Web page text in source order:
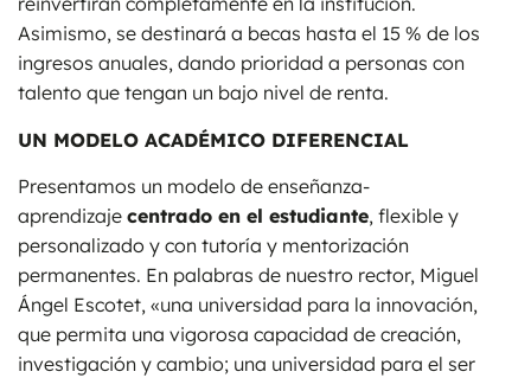
Asimismo, se destinará a becas hasta el 15 % de los
ingresos anuales, dando prioridad a personas con
talento que tengan un bajo nivel de renta.
UN MODELO ACADÉMICO DIFERENCIAL
Presentamos un modelo de enseñanza-
aprendizaje centrado en el estudiante, flexible y
personalizado y con tutoría y mentorización
permanentes. En palabras de nuestro rector, Miguel
Ángel Escotet, «una universidad para la innovación,
que permita una vigorosa capacidad de creación,
investigación y cambio; una universidad para el ser